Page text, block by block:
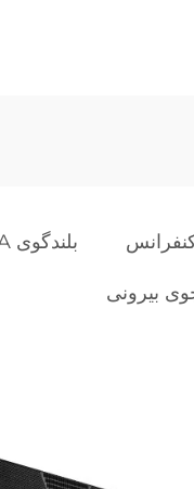
بلندگوی PA
بیرونی